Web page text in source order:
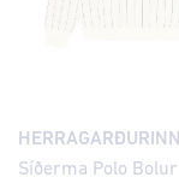
HERRAGARÐURINN